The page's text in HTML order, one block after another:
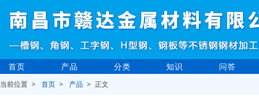
首页 产品 分类 知识 问答
当前位置 >首页 > 产品 > 正文